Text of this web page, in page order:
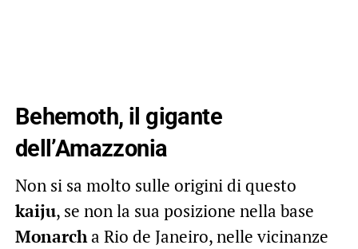
Behemoth, il gigante
dell’Amazzonia
Non si sa molto sulle origini di questo
kaiju, se non la sua posizione nella base
Monarcha Rio de Janeiro, nelle vicinanze